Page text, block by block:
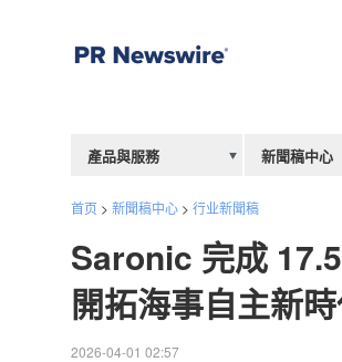
首页> 新聞稿中心> 行业新聞稿
Saronic 完成
開拓海事自主新
2026-04-01 02:57
產品與服務 新聞稿中心